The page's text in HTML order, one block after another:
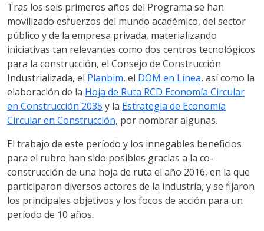
Tras los seis primeros años del Programa se han
movilizado esfuerzos del mundo académico, del sector
público y de la empresa privada, materializando
iniciativas tan relevantes como dos centros tecnológicos
para la construcción, el Consejo de Construcción
Industrializada, el Planbim, el DOM en Línea, así como la
elaboración de la Hoja de Ruta RCD Economía Circular
en Construcción 2035 y la Estrategia de Economía
Circular en Construcción, por nombrar algunas.
El trabajo de este período y los innegables beneficios
para el rubro han sido posibles gracias a la co-
construcción de una hoja de ruta el año 2016, en la que
participaron diversos actores de la industria, y se fijaron
los principales objetivos y los focos de acción para un
período de 10 años.